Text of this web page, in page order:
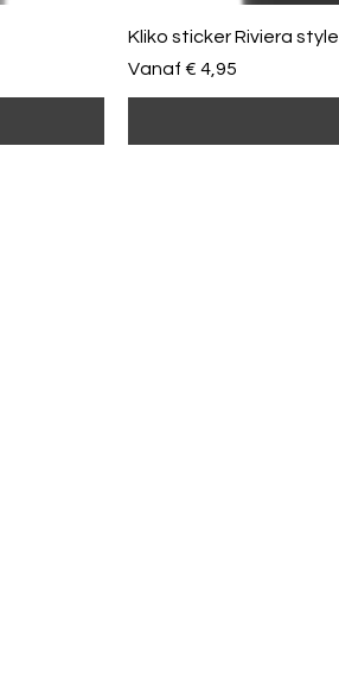
Kliko sticker Riviera style
Vanaf € 4,95
Verkoopprijs